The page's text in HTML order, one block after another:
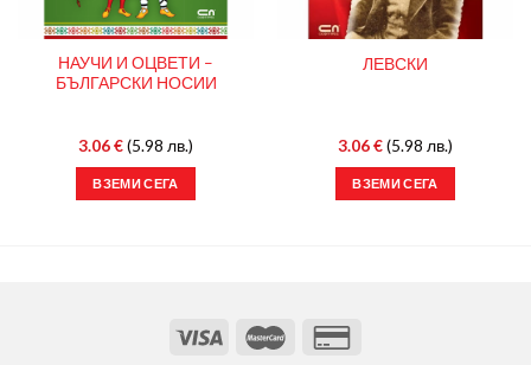
НАУЧИ И ОЦВЕТИ –
БЪЛГАРСКИ НОСИИ
3.06€(5.98 лв.)
ВЗЕМИ СЕГА
ЛЕВСКИ
3.06€(5.98 лв.)
ВЗЕМИ СЕГА